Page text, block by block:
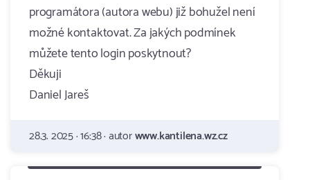
programátora (autora webu) již bohužel není
možné kontaktovat. Za jakých podmínek
můžete tento login poskytnout?
Děkuji
Daniel Jareš
28.3. 2025 · 16:38 · autorwww.kantilena.wz.cz